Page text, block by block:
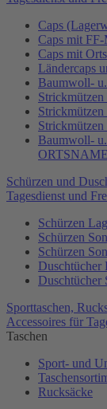
Caps
Caps mit
Caps mit
Ländercaps
Baumwoll-
Baumwoll-
ORTSNAME
Schürzen und
Tagesdienst und
Schürzen
Schürzen
Schürzen
Duschtücher
Duschtücher
Sporttaschen,
Accessoires für
Taschen
Sport- und
Rucksäcke